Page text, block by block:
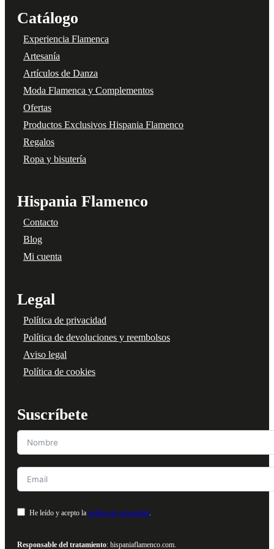
Catálogo
Experiencia Flamenca
Artesanía
Artículos de Danza
Moda Flamenca y Complementos
Ofertas
Productos Exclusivos Hispania Flamenco
Regalos
Ropa y bisutería
Hispania Flamenco
Contacto
Blog
Mi cuenta
Legal
Política de privacidad
Política de devoluciones y reembolsos
Aviso legal
Política de cookies
Suscríbete
He leído y acepto la política de privacidad
Responsable del tratamiento: hispaniaflamenco.com.